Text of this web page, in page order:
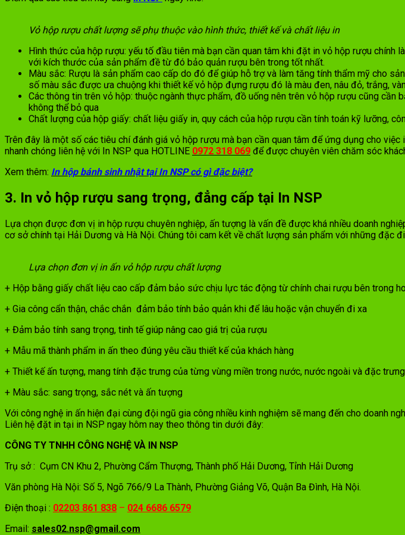
Vỏ hộp rượu chất lượng sẽ phụ thuộc vào hình thức, thiết kế và chất liệu in
Hình thức của hộp rượu: yếu tố đầu tiên mà bạn cần quan tâm khi đặt in vỏ hộp rượu
với kích thước của sản phẩm đề từ đó bảo quản rượu bên trong tốt nhất.
Màu sắc: Rượu là sản phẩm cao cấp do đó để giúp hỗ trợ và làm tăng tính thẩm mỹ cho
số màu sắc được ưa chuộng khi thiết kế vỏ hộp đựng rượu đó là màu đen, nâu đỏ, trắng,
Các thông tin trên vỏ hộp: thuộc ngành thực phẩm, đồ uống nên trên vỏ hộp rượu cũng
không thể bỏ qua
Chất lượng của hộp giấy: chất liệu giấy in, quy cách của hộp rượu cần tính toán kỹ lưỡng,
Trên đây là một số các tiêu chí đánh giá vỏ hộp rượu mà bạn cần quan tâm để ứng dụng cho
nhanh chóng liên hệ với In NSP qua HOTLINE 0972 318 069 để được chuyên viên chăm sóc
Xem thêm: In hộp bánh sinh nhật tại In NSP có gì đặc biệt?
3. In vỏ hộp rượu sang trọng, đẳng cấp tại In NSP
Lựa chọn được đơn vị in hộp rượu chuyên nghiệp, ấn tượng là vấn đề được khá nhiều doanh
cơ sở chính tại Hải Dương và Hà Nội. Chúng tôi cam kết về chất lượng sản phẩm với những đặc
Lựa chọn đơn vị in ấn vỏ hộp rượu chất lượng
+ Hộp bằng giấy chất liệu cao cấp đảm bảo sức chịu lực tác động từ chính chai rượu bên trong
+ Gia công cẩn thận, chắc chắn đảm bảo tính bảo quản khi để lâu hoặc vận chuyển đi xa
+ Đảm bảo tính sang trọng, tinh tế giúp nâng cao giá trị của rượu
+ Mẫu mã thành phẩm in ấn theo đúng yêu cầu thiết kế của khách hàng
+ Thiết kế ấn tượng, mang tính đặc trưng của từng vùng miền trong nước, nước ngoài và đặc
+ Màu sắc: sang trọng, sắc nét và ấn tượng
Với công nghệ in ấn hiện đại cùng đội ngũ gia công nhiều kinh nghiệm sẽ mang đến cho doanh
Liên hệ đặt in tại in NSP ngay hôm nay theo thông tin dưới đây:
CÔNG TY TNHH CÔNG NGHỆ VÀ IN NSP
Trụ sở : Cụm CN Khu 2, Phường Cẩm Thượng, Thành phố Hải Dương, Tỉnh Hải Dương
Văn phòng Hà Nội: Số 5, Ngõ 766/9 La Thành, Phường Giảng Võ, Quận Ba Đình, Hà Nội.
Điện thoại : 02203 861 838 – 024 6686 6579
Email: sales02.nsp@gmail.com